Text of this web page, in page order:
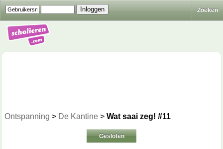
Zoeken
Ontspanning > De Kantine > Wat saai zeg! #11
Gesloten